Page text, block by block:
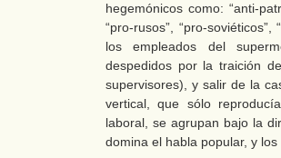
hegemónicos como: “anti-
“pro-rusos”, “pro-
los empleados del
despedidos por la traición
supervisores), y salir de la
vertical, que sólo
laboral, se agrupan bajo la
domina el habla popular, y los